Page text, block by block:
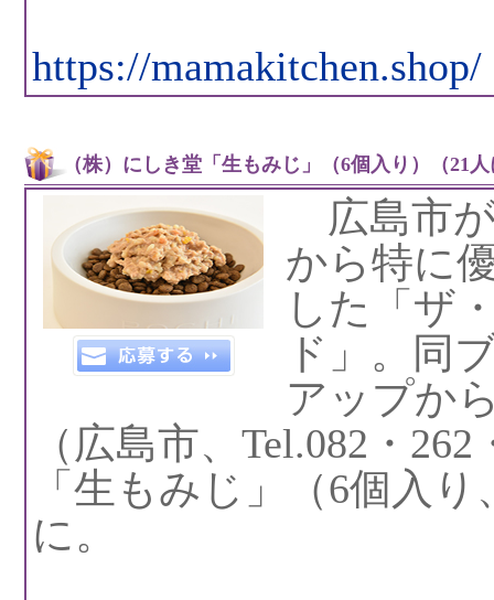
https://mamakitchen.shop/
（株）にしき堂「生もみじ」（6個入り）（21
広島市
から特に
した「ザ
ド」。同
アップか
（広島市、Tel.082・
「生もみじ」（6個入
に。